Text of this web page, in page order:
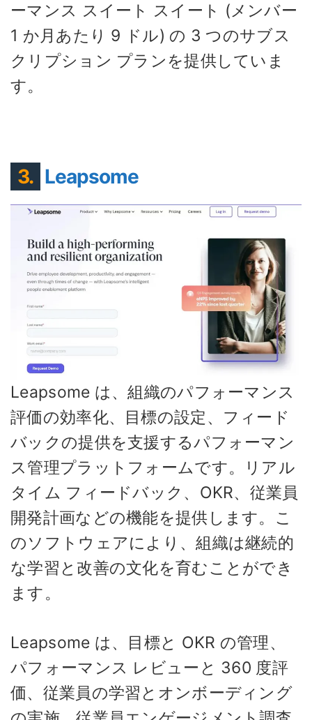
ーマンス スイート スイート (メンバー
1 か月あたり 9 ドル) の 3 つのサブス
クリプション プランを提供していま
す。
3. Leapsome
Leapsome は、組織のパフォーマンス
評価の効率化、目標の設定、フィード
バックの提供を支援するパフォーマン
ス管理プラットフォームです。リアル
タイム フィードバック、OKR、従業員
開発計画などの機能を提供します。こ
のソフトウェアにより、組織は継続的
な学習と改善の文化を育むことができ
ます。
Leapsome は、目標と OKR の管理、
パフォーマンス レビューと 360 度評
価、従業員の学習とオンボーディング